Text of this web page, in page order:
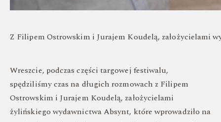
Z Filipem Ostrowskim i Jurajem Koudelą, założycielami
Wreszcie, podczas części targowej festiwalu,
spędziliśmy czas na długich rozmowach z Filipem
Ostrowskim i Jurajem Koudelą, założycielami
żylińskiego wydawnictwa Absynt, które wprowadziło na